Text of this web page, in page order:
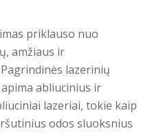
priklauso nuo
amžiaus ir
lazerinių
abliucinius ir
lazeriai, tokie kaip
odos sluoksnius